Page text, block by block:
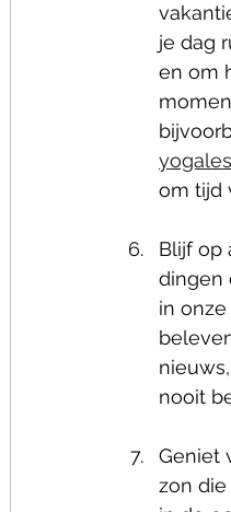
je dag
en om
yogales
om tijd
Blijf op
dingen
in
nooit
Geniet
zon